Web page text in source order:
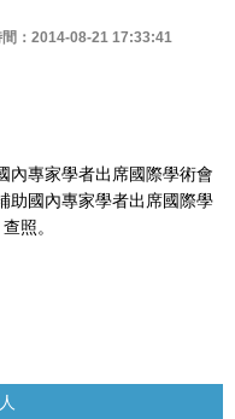
：2014-08-21 17:33:41
內專家學者出席國際學術會
助國內專家學者出席國際學
照。